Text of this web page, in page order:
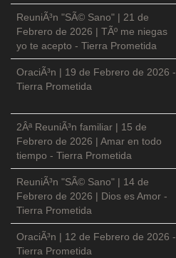
ReuniÃ³n "SÃ© Sano" | 21 de
Febrero de 2026 | TÃº me niegas
yo te acepto - Tierra Prometida
OraciÃ³n | 19 de Febrero de 2026 -
Tierra Prometida
2Âª ReuniÃ³n familiar | 15 de
Febrero de 2026 | Amar en todo
tiempo - Tierra Prometida
ReuniÃ³n "SÃ© Sano" | 14 de
Febrero de 2026 | Dios es Amor -
Tierra Prometida
OraciÃ³n | 12 de Febrero de 2026 -
Tierra Prometida